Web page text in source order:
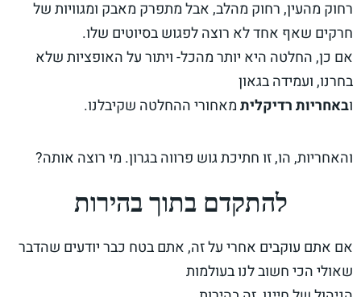
רחוק מהעין, רחוק מהלב, אבל מתפרק מאבק ומגוויות של
חרקים שאף אחד לא רוצה לפגוש בסיוטים שלו.
אם כן, החלטה היא יותר מהכל- ויתור על האופציות שלא
בחרנו, ועמידה בגאון
ובאחריות רדיקליתמאחורי ההחלטה שקיבלנו.
והאחריות, הו, זו חתיכת גוש פרווה בגרון. מי רוצה אותה?
להתקדם בתוך בהירות
אם אתם עוקבים אחרי על זה, אתם בטח כבר יודעים שהדבר
שאולי הכי חשוב לנו בעולמות